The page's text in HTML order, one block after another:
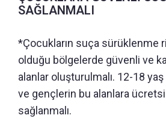
SAĞLANMALI
*Çocukların suça sürüklenme
olduğu bölgelerde güvenli ve
alanlar oluşturulmalı. 12-18
ve gençlerin bu alanlara
sağlanmalı.